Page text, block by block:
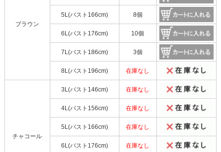
ブラウン
5L(バスト166cm) 8個
6L(バスト176cm) 10個
7L(バスト186cm) 3個
8L(バスト196cm) 在庫なし
チャコール
3L(バスト146cm) 在庫なし
4L(バスト156cm) 在庫なし
5L(バスト166cm) 在庫なし
6L(バスト176cm) 在庫なし